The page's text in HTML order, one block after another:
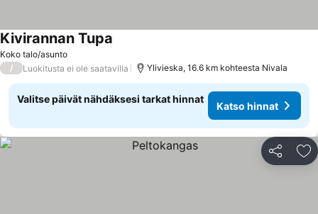
Koko talo/asunto
Kivirannan Tupa
/ Luokitusta ei ole saatavilla Ylivieska, 16.6 km kohteesta Nivala
Valitse päivät nähdäksesi tarkat hinnat
Katso hinnat
Jaa